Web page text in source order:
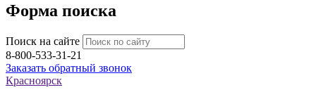
Форма поиска
Поиск на сайте
8-800-533-31-21
Заказать обратный звонок
Красноярск